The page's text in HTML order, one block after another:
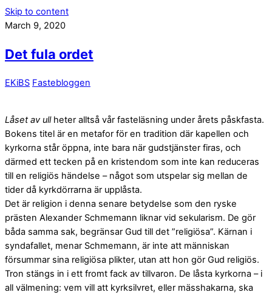
Skip to content
March 9, 2020
Det fula ordet
EKiBS Fastebloggen
Låset av ullheter alltså vår fasteläsning under årets påskfasta.
Bokens titel är en metafor för en tradition där kapellen och
kyrkorna står öppna, inte bara när gudstjänster firas, och
därmed ett tecken på en kristendom som inte kan reduceras
till en religiös händelse – något som utspelar sig mellan de
tider då kyrkdörrarna är upplåsta.
Det är religion i denna senare betydelse som den ryske
prästen Alexander Schmemann liknar vid sekularism. De gör
båda samma sak, begränsar Gud till det ”religiösa”. Kärnan i
syndafallet, menar Schmemann, är inte att människan
försummar sina religiösa plikter, utan att hon gör Gud religiös.
Tron stängs in i ett fromt fack av tillvaron. De låsta kyrkorna – i
all välmening: vem vill att kyrksilvret, eller mässhakarna, ska